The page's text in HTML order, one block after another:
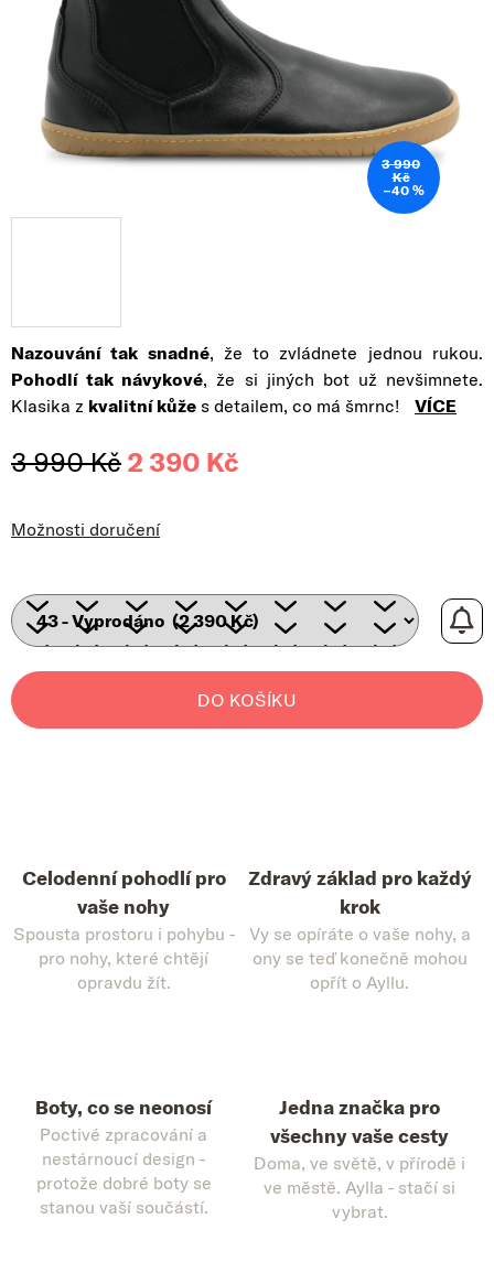
Nazouvání tak snadné, že to zvládnete jednou rukou.
Pohodlí tak návykové, že si jiných bot už nevšimnete.
Klasika z kvalitní kůže s detailem, co má šmrnc! VÍCE
3 990 Kč 2 390 Kč
Možnosti doručení
DO KOŠÍKU
3 990
Kč
–40 %
Celodenní pohodlí pro
vaše nohy
Spousta prostoru i pohybu -
pro nohy, které chtějí
opravdu žít.
Zdravý základ pro každý
krok
Vy se opíráte o vaše nohy, a
ony se teď konečně mohou
opřít o Ayllu.
Boty, co se neonosí
Poctivé zpracování a
nestárnoucí design -
protože dobré boty se
stanou vaší součástí.
Jedna značka pro
všechny vaše cesty
Doma, ve světě, v přírodě i
ve městě. Aylla - stačí si
vybrat.